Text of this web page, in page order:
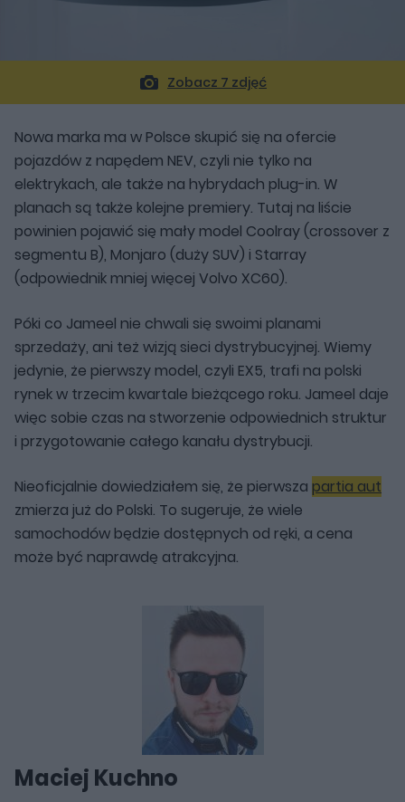
Zobacz 7 zdjęć
Nowa marka ma w Polsce skupić się na ofercie
pojazdów z napędem NEV, czyli nie tylko na
elektrykach, ale także na hybrydach plug-in. W
planach są także kolejne premiery. Tutaj na liście
powinien pojawić się mały model Coolray (crossover z
segmentu B), Monjaro (duży SUV) i Starray
(odpowiednik mniej więcej Volvo XC60).
Póki co Jameel nie chwali się swoimi planami
sprzedaży, ani też wizją sieci dystrybucyjnej. Wiemy
jedynie, że pierwszy model, czyli EX5, trafi na polski
rynek w trzecim kwartale bieżącego roku. Jameel daje
więc sobie czas na stworzenie odpowiednich struktur
i przygotowanie całego kanału dystrybucji.
Nieoficjalnie dowiedziałem się, że pierwsza partia aut
zmierza już do Polski. To sugeruje, że wiele
samochodów będzie dostępnych od ręki, a cena
może być naprawdę atrakcyjna.
Maciej Kuchno